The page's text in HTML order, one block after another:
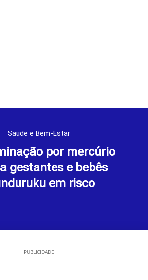
Saúde e Bem-Estar
por mercúrio
gestantes e bebês
em risco
PUBLICIDADE